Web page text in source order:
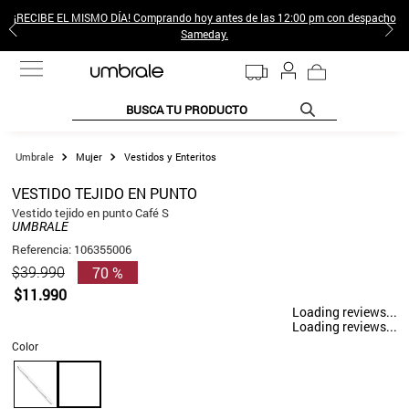
¡RECIBE EL MISMO DÍA! Comprando hoy antes de las 12:00 pm con despacho
Sameday.
BUSCA TU PRODUCTO
Mujer Vestidos y Enteritos
VESTIDO TEJIDO EN PUNTO
Vestido tejido en punto Café S
UMBRALE
Referencia: 106355006
$39.990
$11.990
70 %
Loading reviews...
Loading reviews...
Color
TÉRMINOS MÁS BUSCADOS
2.
sweter
4.
poleras mujer
5.
cafe
8.